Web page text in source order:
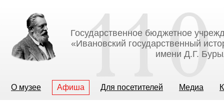
Государственное бюджетное
«Ивановский государственный
имени Д.Г.
О музее Афиша Для посетителей Медиа